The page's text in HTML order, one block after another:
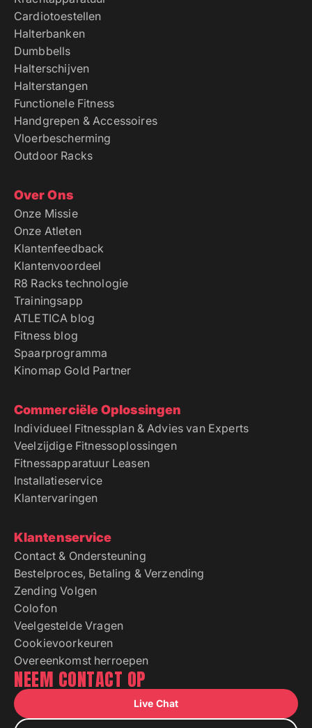
Cardiotoestellen
Halterbanken
Dumbbells
Halterschijven
Halterstangen
Functionele Fitness
Handgrepen & Accessoires
Vloerbescherming
Outdoor Racks
Over Ons
Onze Missie
Onze Atleten
Klantenfeedback
Klantenvoordeel
R8 Racks technologie
Trainingsapp
ATLETICA blog
Fitness blog
Spaarprogramma
Kinomap Gold Partner
Commerciële Oplossingen
Individueel Fitnessplan & Advies van Experts
Veelzijdige Fitnessoplossingen
Fitnessapparatuur Leasen
Installatieservice
Klantervaringen
Klantenservice
Contact & Ondersteuning
Bestelproces, Betaling & Verzending
Zending Volgen
Colofon
Veelgestelde Vragen
Cookievoorkeuren
Overeenkomst herroepen
NEEM CONTACT OP
Live Chat